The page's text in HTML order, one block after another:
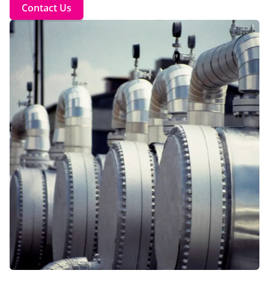
Contact Us